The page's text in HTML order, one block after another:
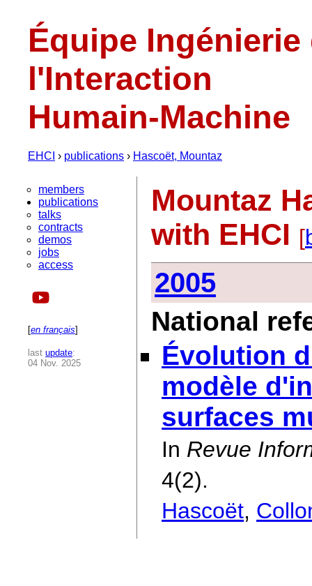
Équipe Ingénierie
l'Interaction
Humain-Machine
EHCI › publications › Hascoët, Mountaz
members
publications
talks
contracts
demos
jobs
access
[en français]
last update:
04 Nov. 2025
Mountaz
with EHCI [
2005
National
Évolution
modèle
surfaces
In Revue
4(2).
Hascoët,